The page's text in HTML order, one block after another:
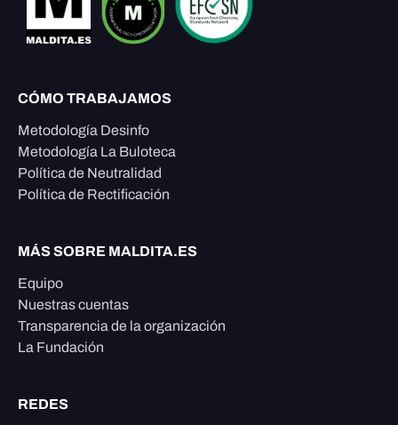
CÓMO TRABAJAMOS
Metodología Desinfo
Metodología La Buloteca
Política de Neutralidad
Política de Rectificación
MÁS SOBRE MALDITA.ES
Equipo
Nuestras cuentas
Transparencia de la organización
La Fundación
REDES